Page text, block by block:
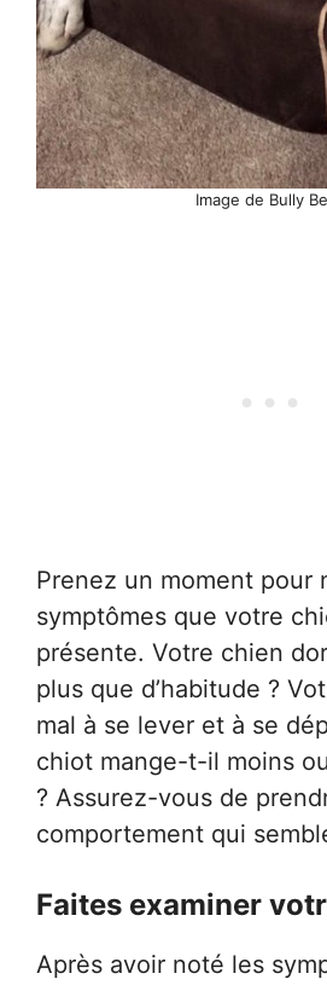
Image de Bully
Prenez un moment pour
symptômes que votre
présente. Votre chien
plus que d’habitude ?
mal à se lever et à se
chiot mange-t-il moins
? Assurez-vous de
comportement qui
Faites examiner
Après avoir noté les